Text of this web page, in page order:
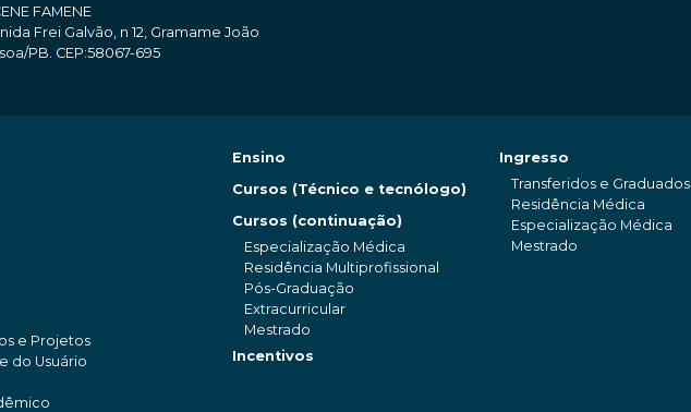
FAMENE
Frei Galvão, n 12, Gramame João
PB. CEP:58067-695
e Projetos
do Usuário
Ensino
Cursos (Técnico e tecnólogo)
Cursos (continuação)
Especialização Médica
Residência Multiprofissional
Pós-Graduação
Extracurricular
Mestrado
Incentivos
Ingresso
Transferidos e Graduados
Residência Médica
Especialização Médica
Mestrado